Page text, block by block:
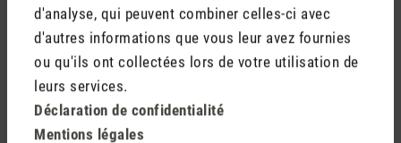
d'analyse, qui peuvent combiner celles-ci avec
d'autres informations que vous leur avez fournies
ou qu'ils ont collectées lors de votre utilisation de
leurs services.
Déclaration de confidentialité
Mentions légales